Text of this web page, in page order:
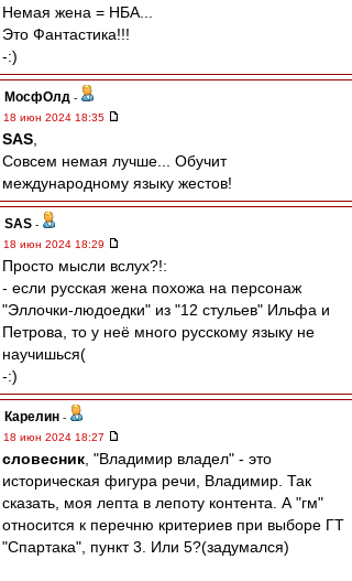
Немая жена = НБА...
Это Фантастика!!!
-:)
МосфОлд -
18 июн 2024 18:35
SAS
Совсем немая лучше... Обучит
международному языку жестов!
SAS -
18 июн 2024 18:29
Просто мысли вслух?!:
- если русская жена похожа на персонаж
"Эллочки-людоедки" из "12 стульев" Ильфа и
Петрова, то у неё много русскому языку не
научишься(
-:)
Карелин -
18 июн 2024 18:27
словесник , "Владимир владел" - это
историческая фигура речи, Владимир. Так
сказать, моя лепта в лепоту контента. А "гм"
относится к перечню критериев при выборе ГТ
"Спартака", пункт 3. Или 5?(задумался)